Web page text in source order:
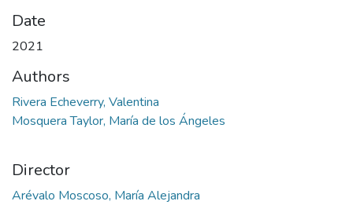
Date
2021
Authors
Rivera Echeverry, Valentina
Mosquera Taylor, María de los Ángeles
Director
Arévalo Moscoso, María Alejandra